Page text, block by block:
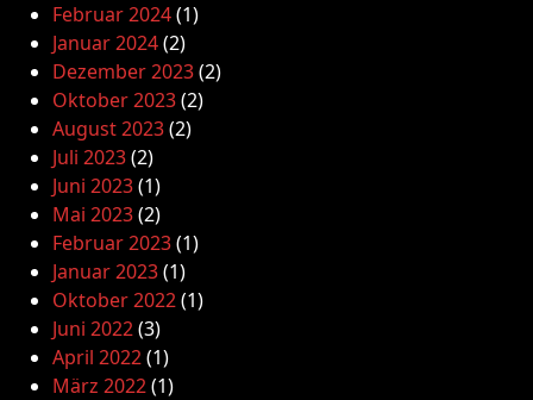
Februar 2024(1)
Januar 2024(2)
Dezember 2023(2)
Oktober 2023(2)
August 2023(2)
Juli 2023(2)
Juni 2023(1)
Mai 2023(2)
Februar 2023(1)
Januar 2023(1)
Oktober 2022(1)
Juni 2022(3)
April 2022(1)
März 2022(1)